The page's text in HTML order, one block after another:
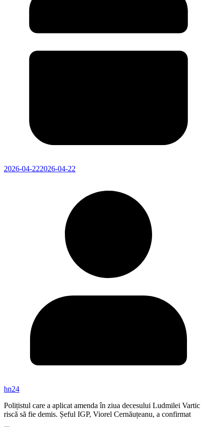
2026-04-222026-04-22
hn24
Polițistul care a aplicat amenda în ziua decesului Ludmilei Vartic
riscă să fie demis. Șeful IGP, Viorel Cernăuțeanu, a confirmat